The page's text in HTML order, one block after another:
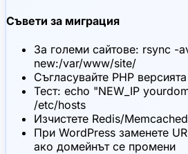
Съвети за миграция
За големи сайтове: rsync
new:/var/www/site/
Съгласувайте PHP версията
Тест: echo "NEW_IP
/etc/hosts
Изчистете Redis/
При WordPress заменете
ако домейнът се промени